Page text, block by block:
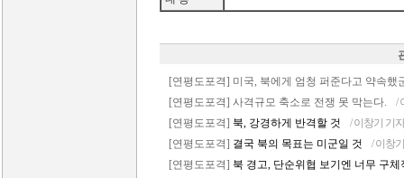
[연평도포격] 미국, 북에게 엄청 퍼준다고 약속했
[연평도포격] 사격규모 축소로 전쟁 못 막는다.
/
[연평도포격] 북, 강경하게 반격할 것
/ 이창기 기자
[연평도포격] 결국 북의 목표는 미군일 것
/ 이창
[연평도포격] 북 경고, 단순위협 보기엔 너무 구체